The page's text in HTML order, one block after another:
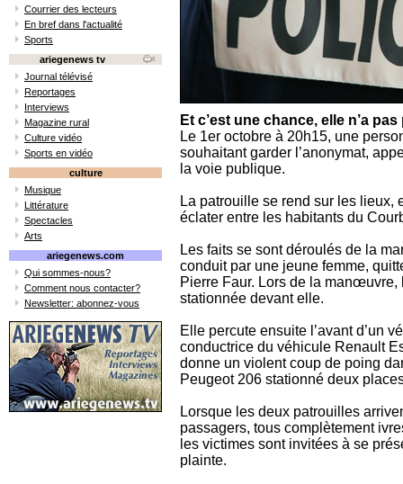
Courrier des lecteurs
En bref dans l'actualité
Sports
ariegenews tv
Journal télévisé
Reportages
Interviews
Magazine rural
Culture vidéo
Sports en vidéo
culture
Musique
Littérature
Spectacles
Arts
ariegenews.com
Qui sommes-nous?
Comment nous contacter?
Newsletter: abonnez-vous
Et c’est une chance, elle n’a
Le 1er octobre à 20h15, une
souhaitant garder l’anonymat,
la voie publique.
La patrouille se rend sur les lieux,
éclater entre les habitants du
Les faits se sont déroulés de la
conduit par une jeune femme,
Pierre Faur. Lors de la manœuvre,
stationnée devant elle.
Elle percute ensuite l’avant d’un
conductrice du véhicule Renault
donne un violent coup de poing
Peugeot 206 stationné deux
Lorsque les deux patrouilles
passagers, tous complètement
les victimes sont invitées à se
plainte.